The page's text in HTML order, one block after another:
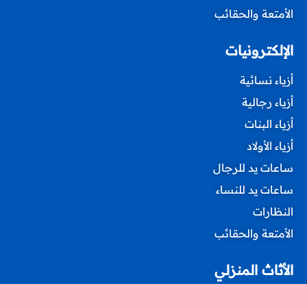
الأمتعة والحقائب
الإلكترونيات
أزياء نسائية
أزياء رجالية
أزياء البنات
أزياء الأولاد
ساعات يد للرجال
ساعات يد للنساء
النظارات
الأمتعة والحقائب
الأثاث المنزلي